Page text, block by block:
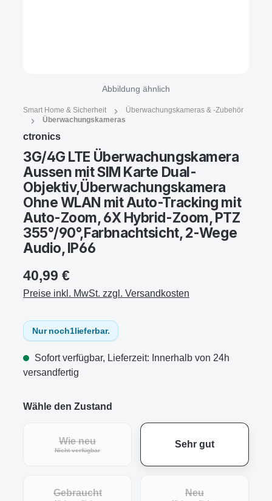
Abbildung ähnlich
Smart Home & Sicherheit
Überwachungskameras & -Zubehör
Überwachungskameras
ctronics
3G/4G LTE Überwachungskamera
Aussen mit SIM Karte Dual-
Objektiv,Überwachungskamera
Ohne WLAN mit Auto-Tracking mit
Auto-Zoom, 6X Hybrid-Zoom, PTZ
355°/90°,Farbnachtsicht, 2-Wege
Audio, IP66
40,99 €
Preise inkl. MwSt. zzgl. Versandkosten
Nur noch1lieferbar.
Sofort verfügbar, Lieferzeit: Innerhalb von 24h
versandfertig
Wähle den Zustand
Wie neu
Nicht verfügbar(Diese Option ist zurzeit nicht verfügbar.)
Sehr gut
Gebraucht Neu